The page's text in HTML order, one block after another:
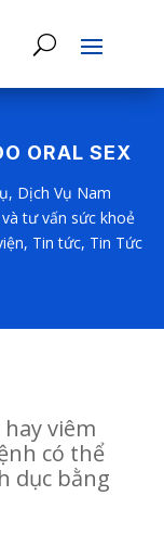
ORAL SEX
, Dịch Vụ Nam
tư vấn sức khoẻ
, Tin tức, Tin Tức
viêm
có thể
dục bằng